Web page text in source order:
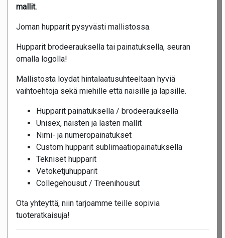
mallit.
Joman hupparit pysyvästi mallistossa.
Hupparit brodeerauksella tai painatuksella, seuran
omalla logolla!
Mallistosta löydät hintalaatusuhteeltaan hyviä
vaihtoehtoja sekä miehille että naisille ja lapsille.
Hupparit painatuksella / brodeerauksella
Unisex, naisten ja lasten mallit
Nimi- ja numeropainatukset
Custom hupparit sublimaatiopainatuksella
Tekniset hupparit
Vetoketjuhupparit
Collegehousut / Treenihousut
Ota yhteyttä, niin tarjoamme teille sopivia
tuoteratkaisuja!